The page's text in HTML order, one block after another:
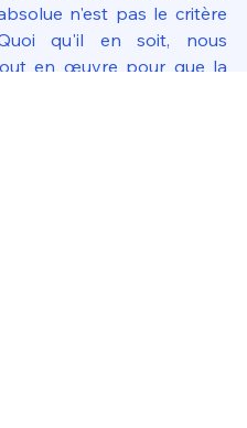
n'est pas le critère
qu'il en soit, nous
en œuvre pour que la